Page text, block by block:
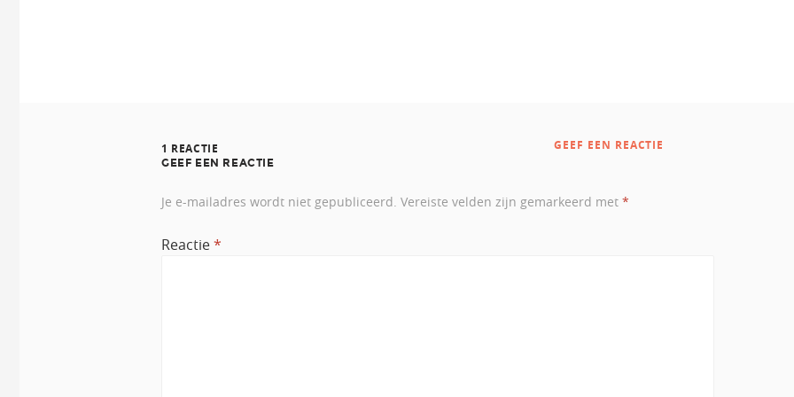
1 REACTIE GEEF EEN REACTIE
GEEF EEN REACTIE
Je e-mailadres wordt niet gepubliceerd. Vereiste velden zijn gemarkeerd met *
Reactie*